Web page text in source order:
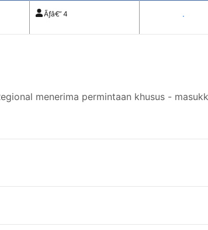
Ãƒâ€” 4 Tampilkan
menerima permintaan khusus -